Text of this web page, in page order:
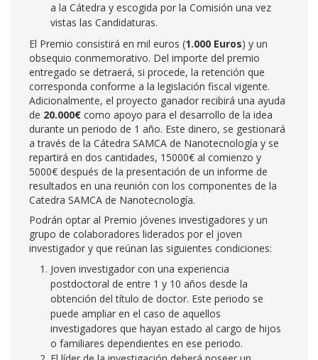
a la Cátedra y escogida por la Comisión una vez
vistas las Candidaturas.
El Premio consistirá en mil euros (1.000 Euros) y un
obsequio conmemorativo. Del importe del premio
entregado se detraerá, si procede, la retención que
corresponda conforme a la legislación fiscal vigente.
Adicionalmente, el proyecto ganador recibirá una ayuda
de 20.000€ como apoyo para el desarrollo de la idea
durante un periodo de 1 año. Este dinero, se gestionará
a través de la Cátedra SAMCA de Nanotecnología y se
repartirá en dos cantidades, 15000€ al comienzo y
5000€ después de la presentación de un informe de
resultados en una reunión con los componentes de la
Catedra SAMCA de Nanotecnología.
Podrán optar al Premio jóvenes investigadores y un
grupo de colaboradores liderados por el joven
investigador y que reúnan las siguientes condiciones:
Joven investigador con una experiencia
postdoctoral de entre 1 y 10 años desde la
obtención del título de doctor. Este periodo se
puede ampliar en el caso de aquellos
investigadores que hayan estado al cargo de hijos
o familiares dependientes en ese periodo.